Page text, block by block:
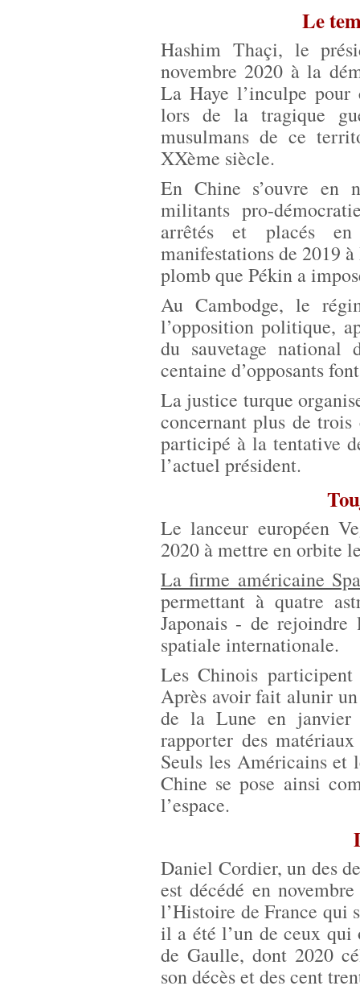
Le
Hashim Thaçi, le
novembre 2020 à la
La Haye l’inculpe pour
lors de la tragique
musulmans de ce
XXème siècle.
En Chine s’ouvre en
militants pro-
arrêtés et placés
manifestations de 2019
plomb que Pékin a
Au Cambodge, le
l’opposition politique,
du sauvetage national
centaine d’opposants
La justice turque
concernant plus de trois
participé à la tentative
l’actuel président.
Le lanceur européen
2020 à mettre en orbite
La firme américaine
permettant à quatre
Japonais - de rejoindre
spatiale internationale.
Les Chinois
Après avoir fait alunir
de la Lune en janvier
rapporter des
Seuls les Américains et
Chine se pose ainsi
l’espace.
Daniel Cordier, un des
est décédé en
l’Histoire de France qui
il a été l’un de ceux
de Gaulle, dont 2020
son décès et des cent